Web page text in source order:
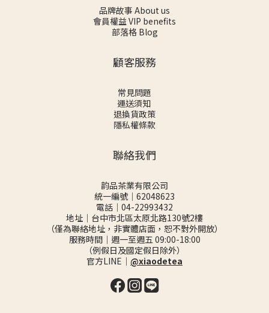
品牌故事 About us
會員權益 VIP benefits
部落格 Blog
顧客服務
常見問題
運送須知
退換貨政策
隱私權條款
聯絡我們
韵品茶業有限公司
統一編號｜62048623
電話｜04-22993432
地址｜台中市北區太原北路130號2樓
（僅為聯絡地址，非實體店面，恕不對外開放）
服務時間｜週一至週五 09:00-18:00
（例假日及國定假日除外）
官方LINE｜ @xiaodetea